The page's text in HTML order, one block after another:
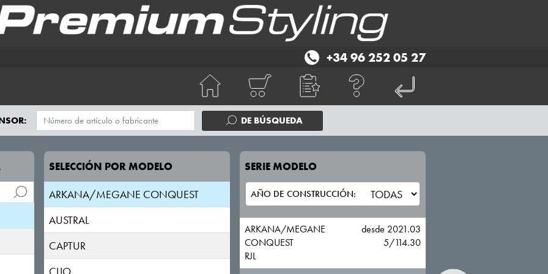
+34 96 252 05 27
DE BÚSQUEDA
SELECCIÓN POR MODELO
4
ALASKAN
ARKANA/MEGANE CONQUEST
AUSTRAL
CAPTUR
SERIE MODELO
ARKANA/MEGANE
CONQUEST
RJL
desde 2021.03
5/114.30